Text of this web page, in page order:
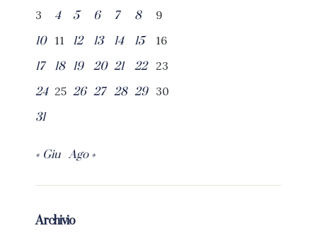
3
4 5 6 7 8
9
10
11 12 13 14 15
16
17
18 19 20 21 22
23
24 25 26 27 28 29 30
31
« Giu Ago »
Archivio